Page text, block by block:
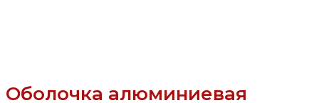
Оболочка алюминиевая